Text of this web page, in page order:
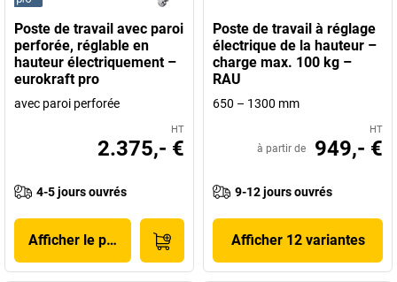
Poste de travail avec paroi
perforée, réglable en
hauteur électriquement –
eurokraft pro
avec paroi perforée
HT
2.375,- €
4-5 jours ouvrés
Afficher le produit
Poste de travail à réglage
électrique de la hauteur –
charge max. 100 kg –
RAU
650 – 1300 mm
HT
à partir de 949,- €
9-12 jours ouvrés
Afficher 12 variantes